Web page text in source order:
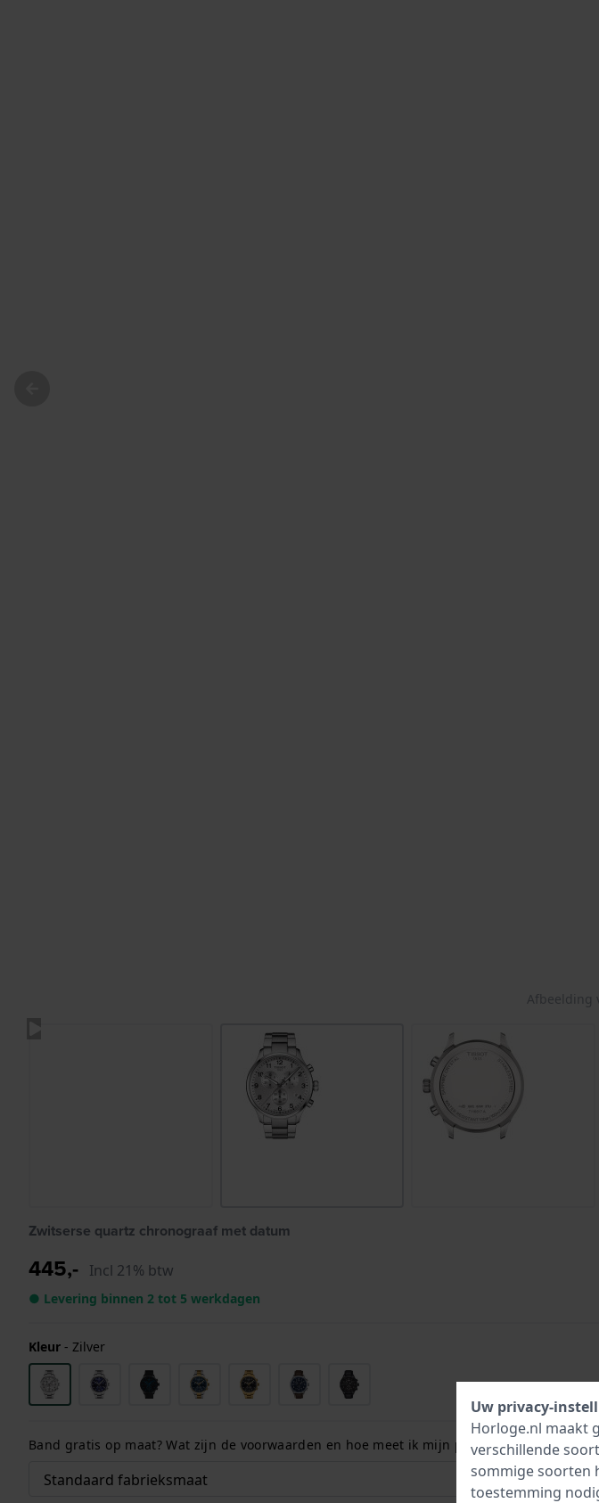
Afbeelding
Zwitserse quartz chronograaf met datum
445,- Incl 21% btw
● Levering binnen 2 tot 5 werkdagen
Kleur - Zilver
Band gratis op maat? Wat zijn de voorwaarden en hoe meet ik mijn polsmaat? Lees meer:
Uw privacy-
Horloge.nl maakt
verschillende
sommige soorten
toestemming